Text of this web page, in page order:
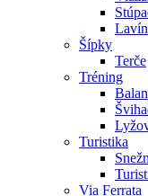
Šípky
Terče
Tréning
Turistika
Via Ferrata